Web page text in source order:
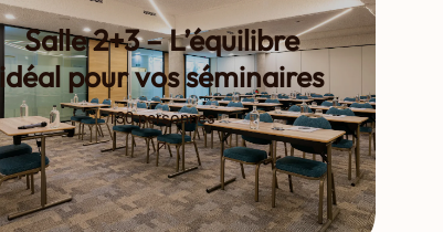
Salle 2+3 – L’équilibre
idéal pour vos séminaires
130 personnes